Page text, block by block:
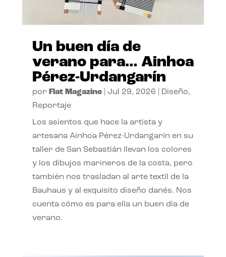
Un buen día de
verano para… Ainhoa
Pérez-Urdangarín
por Flat Magazine| Jul 29, 2026 Diseño,
Reportaje
Los asientos que hace la artista y
artesana Ainhoa Pérez-Urdangarín en su
taller de San Sebastián llevan los colores
y los dibujos marineros de la costa, pero
también nos trasladan al arte textil de la
Bauhaus y al exquisito diseño danés. Nos
cuenta cómo es para ella un buen día de
verano.